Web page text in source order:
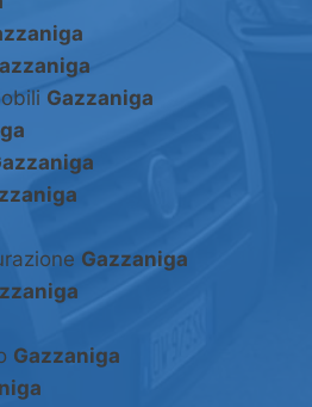
Gazzaniga
Gazzaniga
Gazzaniga